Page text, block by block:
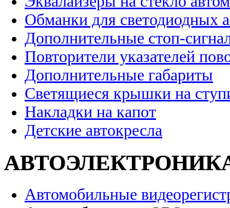
Обманки для светодиодных
Дополнительные стоп-
Повторители указателей
Дополнительные габариты
Светящиеся крышки на
Накладки на капот
Детские автокресла
Автомобильные